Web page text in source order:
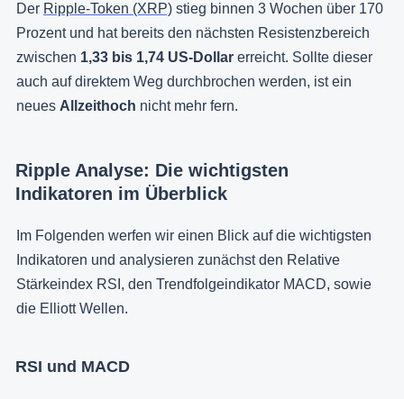
Der Ripple-Token (XRP) stieg binnen 3 Wochen über 170
Prozent und hat bereits den nächsten Resistenzbereich
zwischen 1,33 bis 1,74 US-Dollar erreicht. Sollte dieser
auch auf direktem Weg durchbrochen werden, ist ein
neues Allzeithoch nicht mehr fern.
Ripple Analyse: Die wichtigsten
Indikatoren im Überblick
Im Folgenden werfen wir einen Blick auf die wichtigsten
Indikatoren und analysieren zunächst den Relative
Stärkeindex RSI, den Trendfolgeindikator MACD, sowie
die Elliott Wellen.
RSI und MACD